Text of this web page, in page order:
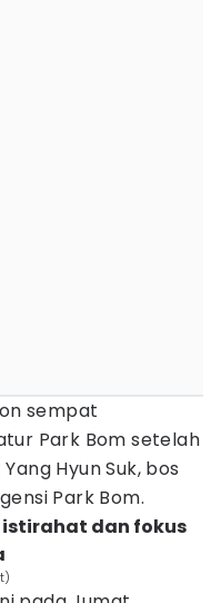
sempat
Park Bom setelah
Hyun Suk, bos
Park Bom.
istirahat dan fokus